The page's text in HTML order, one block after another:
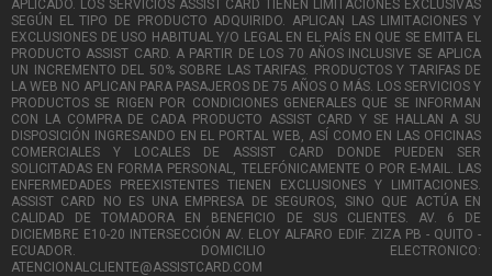
APLICADO. LOS SERVICIOS ASSIST CARD TIENEN LIMITACIONES EXCLUSIVAS
SEGÚN EL TIPO DE PRODUCTO ADQUIRIDO. APLICAN LAS LIMITACIONES Y
EXCLUSIONES DE USO HABITUAL Y/O LEGAL EN EL PAÍS EN QUE SE EMITA EL
PRODUCTO ASSIST CARD. A PARTIR DE LOS 70 AÑOS INCLUSIVE SE APLICA
UN INCREMENTO DEL 50% SOBRE LAS TARIFAS. PRODUCTOS Y TARIFAS DE
LA WEB NO APLICAN PARA PASAJEROS DE 75 AÑOS O MÁS. LOS SERVICIOS Y
PRODUCTOS SE RIGEN POR CONDICIONES GENERALES QUE SE INFORMAN
CON LA COMPRA DE CADA PRODUCTO ASSIST CARD Y SE HALLAN A SU
DISPOSICIÓN INGRESANDO EN EL PORTAL WEB, ASÍ COMO EN LAS OFICINAS
COMERCIALES Y LOCALES DE ASSIST CARD DONDE PUEDEN SER
SOLICITADAS EN FORMA PERSONAL, TELEFÓNICAMENTE O POR E-MAIL. LAS
ENFERMEDADES PREEXISTENTES TIENEN EXCLUSIONES Y LIMITACIONES.
ASSIST CARD NO ES UNA EMPRESA DE SEGUROS, SINO QUE ACTÚA EN
CALIDAD DE TOMADORA EN BENEFICIO DE SUS CLIENTES. AV. 6 DE
DICIEMBRE E10-20 INTERSECCIÓN AV. ELOY ALFARO EDIF. ZIZA PB - QUITO -
ECUADOR. DOMICILIO ELECTRONICO:
ATENCIONALCLIENTE@ASSISTCARD.COM